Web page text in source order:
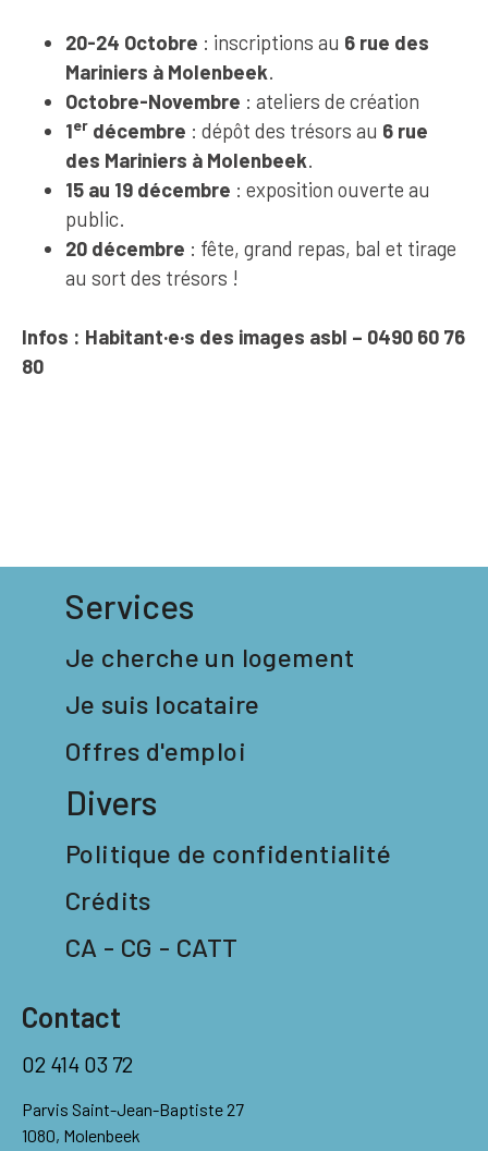
20-24 Octobre : inscriptions au 6 rue des
Mariniers à Molenbeek.
Octobre-Novembre : ateliers de création
1er décembre : dépôt des trésors au 6 rue
des Mariniers à Molenbeek.
15 au 19 décembre : exposition ouverte au
public.
20 décembre : fête, grand repas, bal et tirage
au sort des trésors !
Infos : Habitant·e·s des images asbl – 0490 60 76
80
Services
Je cherche un logement
Je suis locataire
Offres d'emploi
Divers
Politique de confidentialité
Crédits
CA - CG - CATT
Contact
02 414 03 72
Parvis Saint-Jean-Baptiste 27
1080, Molenbeek